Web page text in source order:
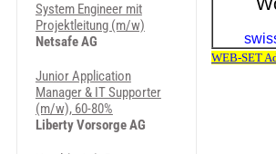
System Engineer mit
Projektleitung (m/w)
Netsafe AG
Junior Application
Manager & IT Supporter
(m/w), 60-80%
Liberty Vorsorge AG